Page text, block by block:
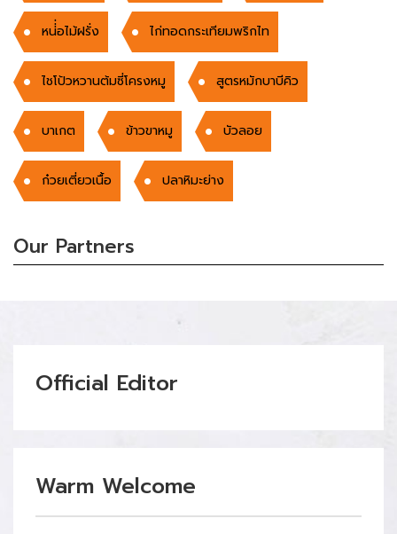
หน่่่อไม้ฝรั่ง ไก่ทอดกระเทียมพริกไท
ไชโป้วหวานต้มซี่โครงหมู สูตรหมักบาบีคิว
บาเกต ข้าวขาหมู บัวลอย
ก๋วยเตี่ยวเนื้อ ปลาหิมะย่าง
Our Partners
Official Editor
Warm Welcome